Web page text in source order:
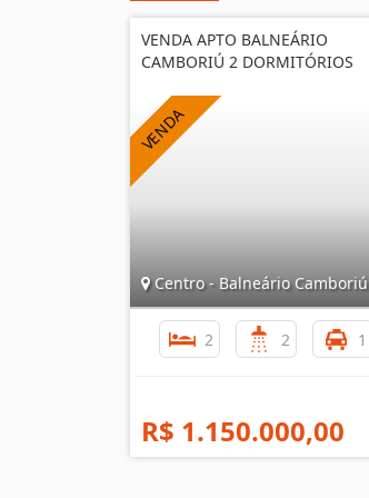
VENDA APTO BALNEÁRIO
CAMBORIÚ 2 DORMITÓRIOS
Centro - Balneário Camboriú
2 2 1
R$ 1.150.000,00